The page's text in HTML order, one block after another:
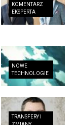
KOMENTARZ
EKSPERTA
NOWE
TECHNOLOGIE
TRANSFERY I